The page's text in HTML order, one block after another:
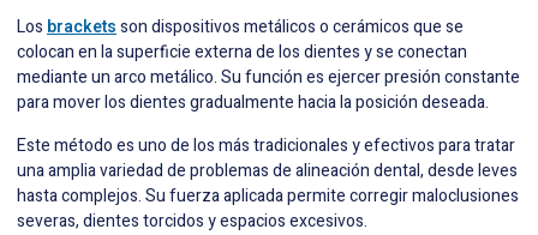
Losbracketsson dispositivos metálicos o cerámicos que se
colocan en la superficie externa de los dientes y se conectan
mediante un arco metálico. Su función es ejercer presión constante
para mover los dientes gradualmente hacia la posición deseada.
Este método es uno de los más tradicionales y efectivos para tratar
una amplia variedad de problemas de alineación dental, desde leves
hasta complejos. Su fuerza aplicada permite corregir maloclusiones
severas, dientes torcidos y espacios excesivos.